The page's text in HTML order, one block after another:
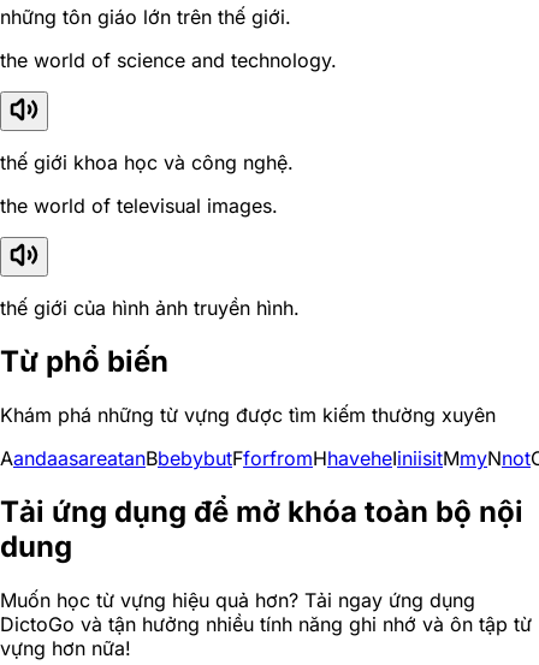
những tôn giáo lớn trên thế giới.
the world of science and technology.
thế giới khoa học và công nghệ.
the world of televisual images.
thế giới của hình ảnh truyền hình.
Từ phổ biến
Khám phá những từ vựng được tìm kiếm thường xuyên
AandaasareatanBbebybutFforfromHhaveheIiniisitMmyNnot
Tải ứng dụng để mở khóa toàn bộ nội
dung
Muốn học từ vựng hiệu quả hơn? Tải ngay ứng dụng
DictoGo và tận hưởng nhiều tính năng ghi nhớ và ôn tập từ
vựng hơn nữa!